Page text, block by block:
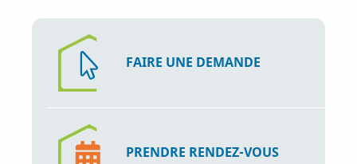
FAIRE UNE DEMANDE
PRENDRE RENDEZ-VOUS